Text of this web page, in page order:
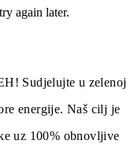
again later.
Sudjelujte u zelenoj
energije. Naš cilj je
uz 100% obnovljive